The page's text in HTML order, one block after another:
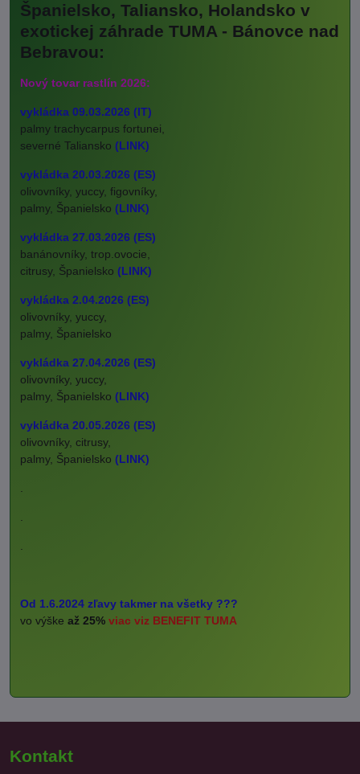
Španielsko, Taliansko, Holandsko v
exotickej záhrade TUMA - Bánovce nad
Bebravou:
Nový tovar rastlín 2026:
vykládka 09.03.2026 (IT)
palmy trachycarpus fortunei,
severné Taliansko (LINK)
vykládka 20.03.2026 (ES)
olivovníky, yuccy, figovníky,
palmy, Španielsko (LINK)
vykládka 27.03.2026 (ES)
banánovníky, trop.ovocie,
citrusy, Španielsko (LINK)
vykládka 2.04.2026 (ES)
olivovníky, yuccy,
palmy, Španielsko
vykládka 27.04.2026 (ES)
olivovníky, yuccy,
palmy, Španielsko (LINK)
vykládka 20.05.2026 (ES)
olivovníky, citrusy,
palmy, Španielsko (LINK)
.
.
.
Od 1.6.2024 zľavy takmer na všetky ???
vo výške až 25% viac viz BENEFIT TUMA
Kontakt